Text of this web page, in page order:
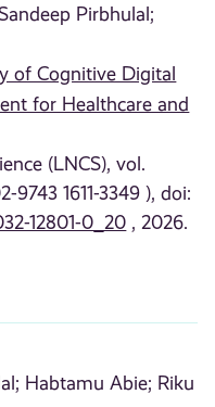
Pirbhulal;
of Cognitive Digital
for Healthcare and
(LNCS), vol.
9743 1611-3349 ), doi:
12801-0_20 , 2026.
Habtamu Abie; Riku